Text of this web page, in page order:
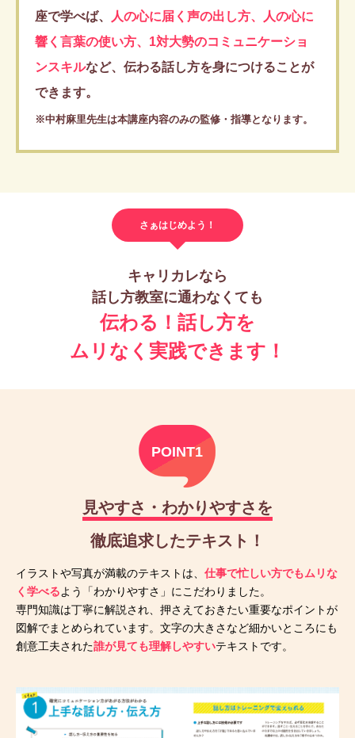
座で学べば、
人の心に届く声の出し方、人の心に
響く言葉の使い方、1対大勢のコミュニケーショ
ンスキルなど、伝わる話し方を身につけることが
できます。
※中村麻里先生は本講座内容のみの監修・指導となります。
さぁはじめよう！
キャリカレなら
話し方教室に通わなくても
伝わる！話し方を
ムリなく実践できます！
POINT1
見やすさ・わかりやすさを
徹底追求したテキスト！
イラストや写真が満載のテキストは、仕事で忙しい方でもムリな
く学べるよう「わかりやすさ」にこだわりました。
専門知識は丁寧に解説され、押さえておきたい重要なポイントが
図解でまとめられています。文字の大きさなど細かいところにも
創意工夫された誰が見ても理解しやすいテキストです。